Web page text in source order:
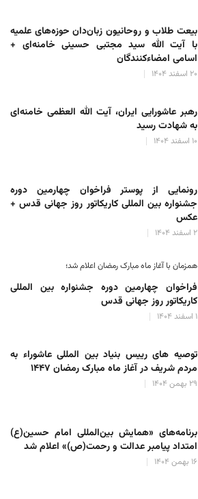
بیعت طلاب و روحانیون زبان‌دان حوزه‌های علمیه
با آیت الله سید مجتبی حسینی خامنه‌ای +
اسامی امضاءکنندگان
۲۰ اسفند ۱۴۰۴
رهبر عاشورایی ایران، آیت الله العظمی خامنه‌ای
به شهادت رسید
۱۰ اسفند ۱۴۰۴
رونمایی از پوستر فراخوان چهارمین دوره
جشنواره بین المللی کاریکاتور روز جهانی قدس +
عکس
۲ اسفند ۱۴۰۴
همزمان با آغاز ماه مبارک رمضان اعلام شد؛
فراخوان چهارمین دوره جشنواره بین المللی
کاریکاتور روز جهانی قدس
۱ اسفند ۱۴۰۴
توصیه های رییس بنیاد بین المللی عاشوراء به
مردم شریف در آغاز ماه مبارک رمضان ۱۴۴۷
۲۹ بهمن ۱۴۰۴
برنامه‌های «همایش بین‌المللی امام حسین(ع)
امتداد پیامبر عدالت و رحمت(ص)» اعلام شد
۱۶ بهمن ۱۴۰۴